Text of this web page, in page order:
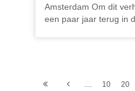
Amsterdam Om dit
een paar jaar terug in
10 20